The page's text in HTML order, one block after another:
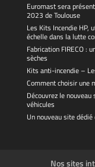
Euromast sera
2023 de Toulouse
Les Kits Incendie HP,
échelle dans la lutte
Fabrication FIRECO :
sèches
Kits anti-incendie –
Comment choisir une
Découvrez le
véhicules
Un nouveau site
Nos sites